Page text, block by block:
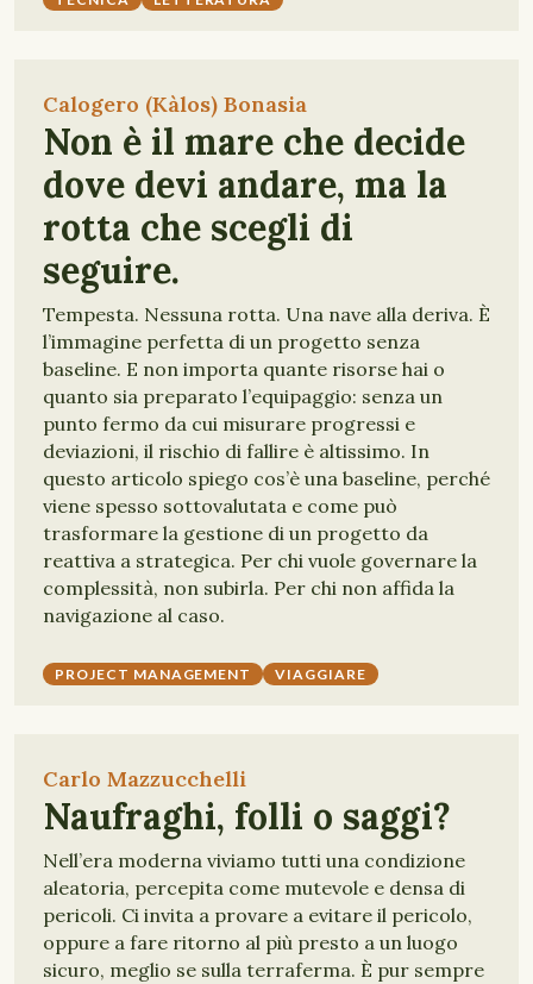
Calogero (Kàlos) Bonasia
Non è il mare che decide
dove devi andare, ma la
rotta che scegli di
seguire.
Tempesta. Nessuna rotta. Una nave alla deriva. È
l’immagine perfetta di un progetto senza
baseline. E non importa quante risorse hai o
quanto sia preparato l’equipaggio: senza un
punto fermo da cui misurare progressi e
deviazioni, il rischio di fallire è altissimo. In
questo articolo spiego cos’è una baseline, perché
viene spesso sottovalutata e come può
trasformare la gestione di un progetto da
reattiva a strategica. Per chi vuole governare la
complessità, non subirla. Per chi non affida la
navigazione al caso.
PROJECT MANAGEMENT VIAGGIARE
Carlo Mazzucchelli
Naufraghi, folli o saggi?
Nell’era moderna viviamo tutti una condizione
aleatoria, percepita come mutevole e densa di
pericoli. Ci invita a provare a evitare il pericolo,
oppure a fare ritorno al più presto a un luogo
sicuro, meglio se sulla terraferma. È pur sempre